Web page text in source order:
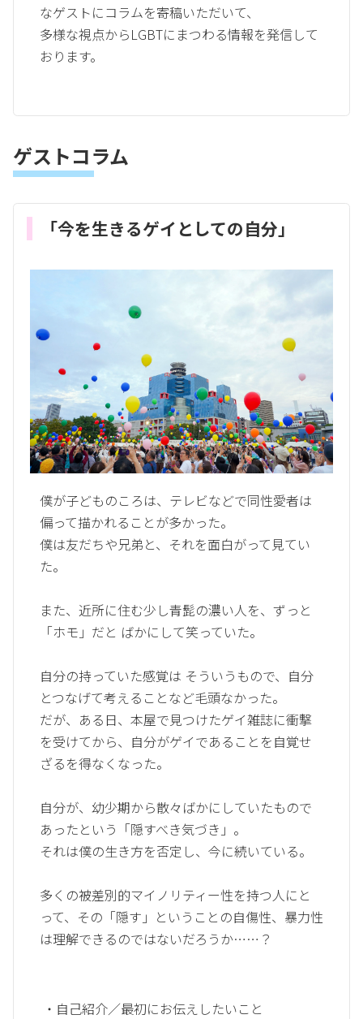
なゲストにコラムを寄稿いただいて、
多様な視点からLGBTにまつわる情報を発信して
おります。
ゲストコラム
「今を生きるゲイとしての自分」
僕が子どものころは、テレビなどで同性愛者は
偏って描かれることが多かった。
僕は友だちや兄弟と、それを面白がって見てい
た。
また、近所に住む少し青髭の濃い人を、ずっと
「ホモ」だと ばかにして笑っていた。
自分の持っていた感覚は そういうもので、自分
とつなげて考えることなど毛頭なかった。
だが、ある日、本屋で見つけたゲイ雑誌に衝撃
を受けてから、自分がゲイであることを自覚せ
ざるを得なくなった。
自分が、幼少期から散々ばかにしていたもので
あったという「隠すべき気づき」。
それは僕の生き方を否定し、今に続いている。
多くの被差別的マイノリティー性を持つ人にと
って、その「隠す」ということの自傷性、暴力性
は理解できるのではないだろうか……？
・自己紹介／最初にお伝えしたいこと